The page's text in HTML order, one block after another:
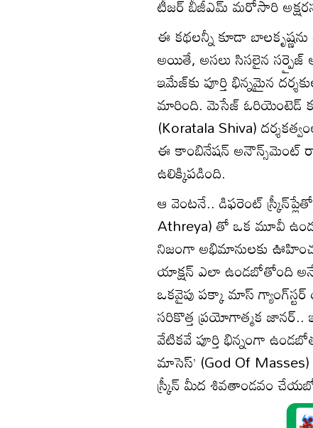
టీజర్ బీజీఎమ్ మరోసారి
ఈ కథలన్నీ కూడా
అయితే, అసలు సిసలైన
ఇమేజ్‌కు పూర్తి భిన్నమైన
మారింది. మెసేజ్ ఓరియెంటెడ్
(Koratala Shiva)
ఈ కాంబినేషన్ అనౌన్స్‌మెంట్
ఉలిక్కిపడింది.
ఆ వెంటనే.. డిఫరెంట్
Athreya) తో ఒక మూవీ
నిజంగా అభిమానులకు
యాక్షన్ ఎలా ఉండబోతోంది
ఒకవైపు పక్కా మాస్
సరికొత్త ప్రయోగాత్మక జానర్..
వేటికవే పూర్తి భిన్నంగా
మాసెస్’ (God Of
స్క్రీన్ మీద శివతాండవం